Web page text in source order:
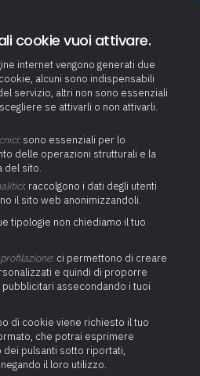
Newsletter
1 062 abitanti della provincia di
visitare a Inarzo.
di Inarzo
visitare a Inarzo.Visitando la
potrai conoscere tutte le attività
cookie vuoi attivare.
internet vengono generati due
alcuni sono indispensabili
servizio, altri non sono essenziali
se attivarli o non attivarli.
: sono essenziali per lo
delle operazioni strutturali e la
del sito.
: raccolgono i dati degli utenti
il sito web anonimizzandoli.
tipologie non chiediamo il tuo
: ci permettono di creare
e quindi di proporre
pubblicitari assecondando i tuoi
di cookie viene richiesto il tuo
che potrai esprimere
dei pulsanti sotto riportati,
il loro utilizzo.